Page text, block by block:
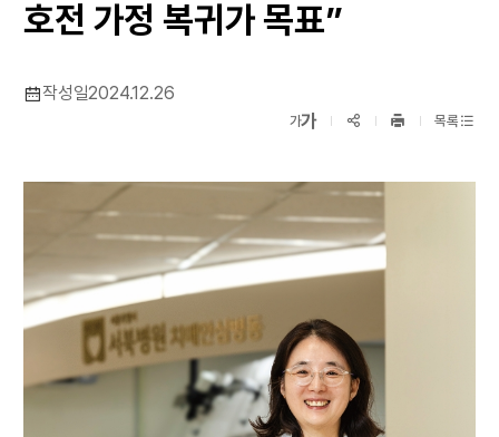
호전 가정 복귀가 목표”
작성일2024.12.26
가축소보기
가확대보기SNS공유
프린트
목록